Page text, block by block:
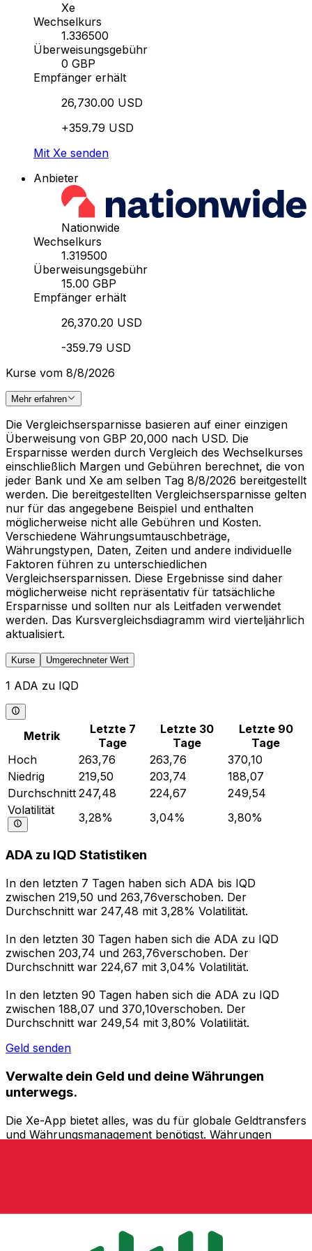
Xe
Wechselkurs
1.336500
Überweisungsgebühr
0 GBP
Empfänger erhält
26,730.00 USD
+359.79 USD
Mit Xe senden
Anbieter
Nationwide
Wechselkurs
1.319500
Überweisungsgebühr
15.00 GBP
Empfänger erhält
26,370.20 USD
-359.79 USD
Kurse vom 8/8/2026
Mehr erfahren
Die Vergleichsersparnisse basieren auf einer einzigen
Überweisung von GBP 20,000 nach USD. Die
Ersparnisse werden durch Vergleich des Wechselkurses
einschließlich Margen und Gebühren berechnet, die von
jeder Bank und Xe am selben Tag 8/8/2026 bereitgestellt
werden. Die bereitgestellten Vergleichsersparnisse gelten
nur für das angegebene Beispiel und enthalten
möglicherweise nicht alle Gebühren und Kosten.
Verschiedene Währungsumtauschbeträge,
Währungstypen, Daten, Zeiten und andere individuelle
Faktoren führen zu unterschiedlichen
Vergleichsersparnissen. Diese Ergebnisse sind daher
möglicherweise nicht repräsentativ für tatsächliche
Ersparnisse und sollten nur als Leitfaden verwendet
werden. Das Kursvergleichsdiagramm wird vierteljährlich
aktualisiert.
Kurse Umgerechneter Wert
1 ADA zu IQD
Metrik
Letzte 7
Tage
Letzte 30
Tage
Letzte 90
Tage
Hoch
263,76 263,76
370,10
Niedrig
219,50 203,74
188,07
Durchschnitt 247,48 224,67
249,54
Volatilität
3,28% 3,04% 3,80%
ADA zu IQD Statistiken
In den letzten 7 Tagen haben sich ADA bis IQD
zwischen 219,50 und 263,76verschoben. Der
Durchschnitt war 247,48 mit 3,28% Volatilität.
In den letzten 30 Tagen haben sich die ADA zu IQD
zwischen 203,74 und 263,76verschoben. Der
Durchschnitt war 224,67 mit 3,04% Volatilität.
In den letzten 90 Tagen haben sich die ADA zu IQD
zwischen 188,07 und 370,10verschoben. Der
Durchschnitt war 249,54 mit 3,80% Volatilität.
Geld senden
Verwalte dein Geld und deine Währungen
unterwegs.
Die Xe-App bietet alles, was du für globale Geldtransfers
und Währungsmanagement benötigst. Währungen